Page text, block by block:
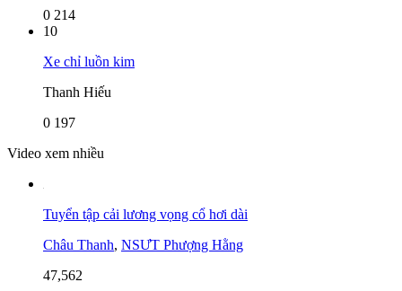
0 214
10
Xe chỉ luồn kim
Thanh Hiếu
0 197
Video xem nhiều
Tuyển tập cải lương vọng cổ hơi dài
Châu Thanh, NSƯT Phượng Hằng
47,562